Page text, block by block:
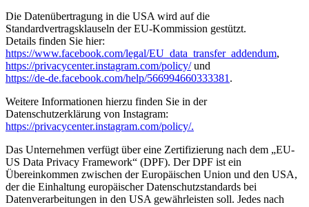
Die Datenübertragung in die USA wird auf die
Standardvertragsklauseln der EU-Kommission gestützt.
Details finden Sie hier:
https://www.facebook.com/legal/EU_data_transfer_addendum,
https://privacycenter.instagram.com/policy/und
https://de-de.facebook.com/help/566994660333381 .
Weitere Informationen hierzu finden Sie in der
Datenschutzerklärung von Instagram:
https://privacycenter.instagram.com/policy/.
Das Unternehmen verfügt über eine Zertifizierung nach dem „EU-
US Data Privacy Framework“ (DPF). Der DPF ist ein
Übereinkommen zwischen der Europäischen Union und den USA,
der die Einhaltung europäischer Datenschutzstandards bei
Datenverarbeitungen in den USA gewährleisten soll. Jedes nach